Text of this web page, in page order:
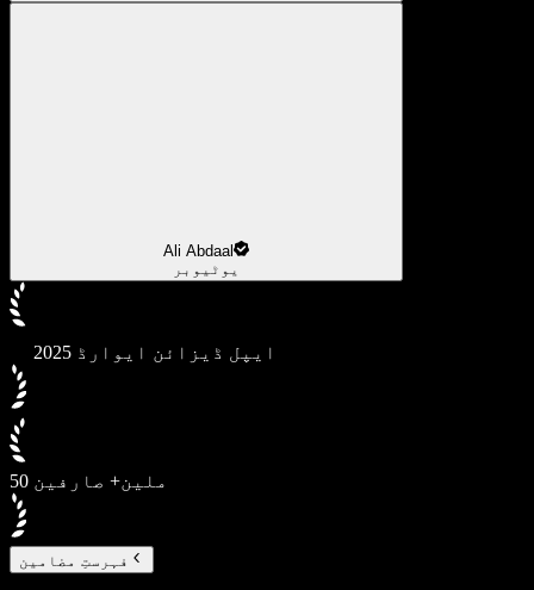
Ali Abdaal
یوٹیوبر
2025 ایپل ڈیزائن ایوارڈ
50 ملین+ صارفین
فہرستِ مضامین